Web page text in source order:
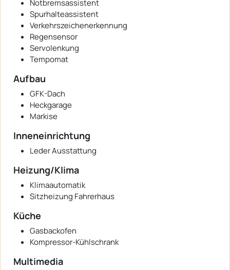
Notbremsassistent
Spurhalteassistent
Verkehrszeichenerkennung
Regensensor
Servolenkung
Tempomat
Aufbau
GFK-Dach
Heckgarage
Markise
Inneneinrichtung
Leder Ausstattung
Heizung/Klima
Klimaautomatik
Sitzheizung Fahrerhaus
Küche
Gasbackofen
Kompressor-Kühlschrank
Multimedia